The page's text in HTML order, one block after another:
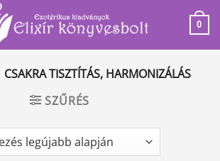
0
CSAKRA TISZTÍTÁS, HARMONIZÁLÁS
SZŰRÉS